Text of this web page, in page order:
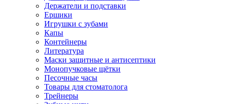
Держатели и подставки
Ершики
Игрушки с зубами
Капы
Контейнеры
Литература
Маски защитные и антисептики
Монопучковые щётки
Песочные часы
Товары для стоматолога
Трейнеры